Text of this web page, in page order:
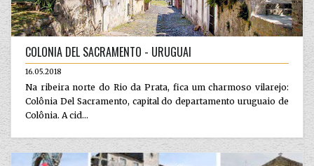
COLONIA DEL SACRAMENTO - URUGUAI
16.05.2018
Na ribeira norte do Rio da Prata, fica um charmoso vilarejo:
Colônia Del Sacramento, capital do departamento uruguaio de
Colônia. A cid...